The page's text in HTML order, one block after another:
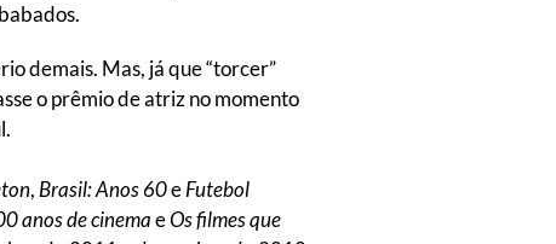
demais. Mas, já que “torcer”
o prêmio de atriz no momento
,Brasil: Anos 60eFutebol
anos de cinemaeOs filmes que